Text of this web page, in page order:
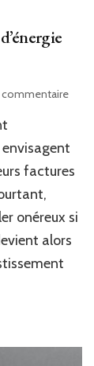
commentairesur
des
factures
onéreux si
alors